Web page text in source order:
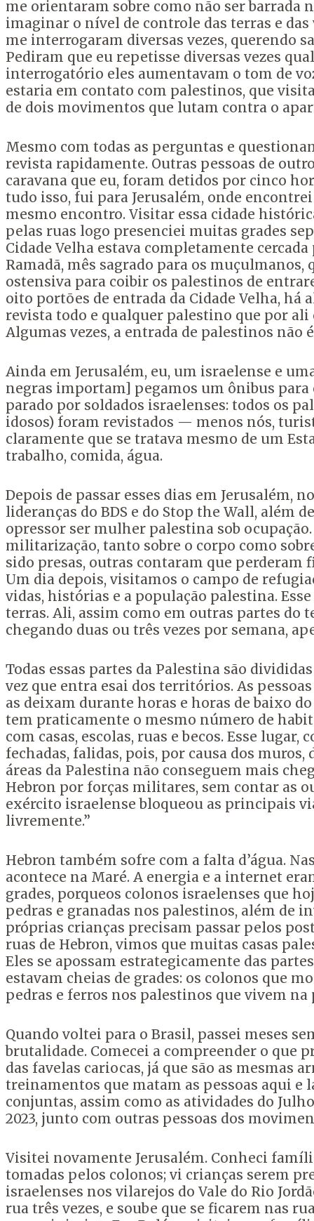
me orientaram sobre como não ser barrada
imaginar o nível de controle das terras e das
me interrogaram diversas vezes, querendo
Pediram que eu repetisse diversas vezes
interrogatório eles aumentavam o tom de
estaria em contato com palestinos, que
de dois movimentos que lutam contra o
Mesmo com todas as perguntas e
revista rapidamente. Outras pessoas de
caravana que eu, foram detidos por cinco
tudo isso, fui para Jerusalém, onde
mesmo encontro. Visitar essa cidade
pelas ruas logo presenciei muitas grades
Cidade Velha estava completamente
Ramadã, mês sagrado para os
ostensiva para coibir os palestinos de
oito portões de entrada da Cidade Velha,
revista todo e qualquer palestino que por
Algumas vezes, a entrada de palestinos não
Ainda em Jerusalém, eu, um israelense e
negras importam] pegamos um ônibus
parado por soldados israelenses: todos os
idosos) foram revistados — menos nós,
claramente que se tratava mesmo de um
trabalho, comida, água.
Depois de passar esses dias em Jerusalém,
lideranças do BDS e do Stop the Wall, além
opressor ser mulher palestina sob
militarização, tanto sobre o corpo como
sido presas, outras contaram que perderam
Um dia depois, visitamos o campo de
vidas, histórias e a população palestina.
terras. Ali, assim como em outras partes do
chegando duas ou três vezes por semana,
Todas essas partes da Palestina são
vez que entra esai dos territórios. As
as deixam durante horas e horas de baixo
tem praticamente o mesmo número de
com casas, escolas, ruas e becos. Esse
fechadas, falidas, pois, por causa dos muros,
áreas da Palestina não conseguem mais
Hebron por forças militares, sem contar as
exército israelense bloqueou as principais
livremente.”
Hebron também sofre com a falta d’água.
acontece na Maré. A energia e a internet
grades, porqueos colonos israelenses que
pedras e granadas nos palestinos, além de
próprias crianças precisam passar pelos
ruas de Hebron, vimos que muitas casas
Eles se apossam estrategicamente das
estavam cheias de grades: os colonos que
pedras e ferros nos palestinos que vivem na
Quando voltei para o Brasil, passei meses
brutalidade. Comecei a compreender o que
das favelas cariocas, já que são as mesmas
treinamentos que matam as pessoas aqui e
conjuntas, assim como as atividades do
2023, junto com outras pessoas dos
Visitei novamente Jerusalém. Conheci
tomadas pelos colonos; vi crianças serem
israelenses nos vilarejos do Vale do Rio
rua três vezes, e soube que se ficarem nas